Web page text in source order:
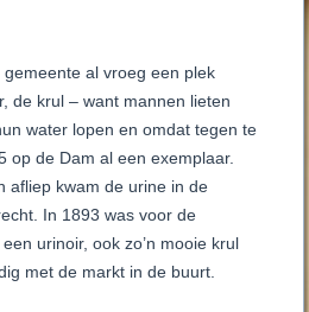
al vroeg een plek
de krul – want mannen lieten
water lopen en omdat tegen te
op de Dam al een exemplaar.
afliep kwam de urine in de
In 1893 was voor de
urinoir, ook zo’n mooie krul
met de markt in de buurt.